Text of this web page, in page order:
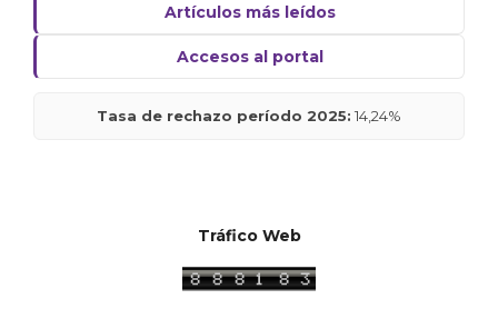
Artículos más leídos
Accesos al portal
Tasa de rechazo período 2025: 14,24%
Tráfico Web